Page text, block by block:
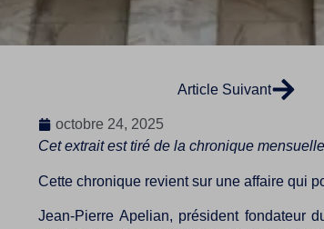
Article Suivant
octobre 24, 2025
Cet extrait est tiré de la chronique
Cette chronique revient sur une affaire qui
Jean-Pierre Apelian, président fondateur